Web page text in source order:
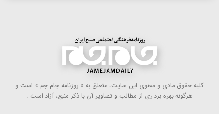
كلیه حقوق مادی و معنوی این سایت، متعلق به « روزنامه جام جم » است و
هرگونه بهره ‌برداری از مطالب و تصاویر آن با ذكر منبع، آزاد است .